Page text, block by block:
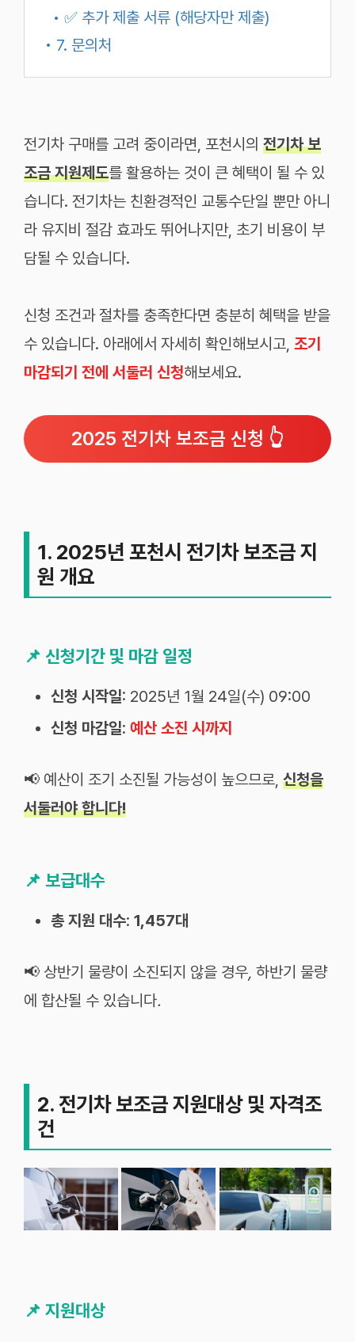
• ✅ 추가 제출 서류 (해당자만 제출)
• 7. 문의처
전기차 구매를 고려 중이라면, 포천시의 전기차 보
조금 지원제도를 활용하는 것이 큰 혜택이 될 수 있
습니다. 전기차는 친환경적인 교통수단일 뿐만 아니
라 유지비 절감 효과도 뛰어나지만, 초기 비용이 부
담될 수 있습니다.
신청 조건과 절차를 충족한다면 충분히 혜택을 받을
수 있습니다. 아래에서 자세히 확인해보시고, 조기
마감되기 전에 서둘러 신청해보세요.
2025 전기차 보조금 신청 👆
1. 2025년 포천시 전기차 보조금 지
원 개요
📌 신청기간 및 마감 일정
신청 시작일: 2025년 1월 24일(수) 09:00
신청 마감일: 예산 소진 시까지
📢 예산이 조기 소진될 가능성이 높으므로, 신청을
서둘러야 합니다!
📌 보급대수
총 지원 대수: 1,457대
📢 상반기 물량이 소진되지 않을 경우, 하반기 물량
에 합산될 수 있습니다.
2. 전기차 보조금 지원대상 및 자격조
건
📌 지원대상